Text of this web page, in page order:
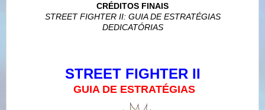
CRÉDITOS FINAIS
STREET FIGHTER II: GUIA DE ESTRATÉGIAS
DEDICATÓRIAS
STREET FIGHTER II
GUIA DE ESTRATÉGIAS